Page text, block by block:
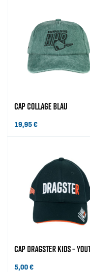
CAP COLLAGE BLAU
19,95€
CAP DRAGSTER KIDS –
5,00€